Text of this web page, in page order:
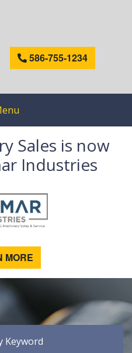
586-755-1234
Sales is now
Industries
MORE
Keyword